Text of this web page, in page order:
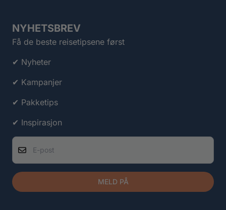
NYHETSBREV
Få de beste reisetipsene først
✔ Nyheter
✔ Kampanjer
✔ Pakketips
✔ Inspirasjon
E-post
MELD PÅ